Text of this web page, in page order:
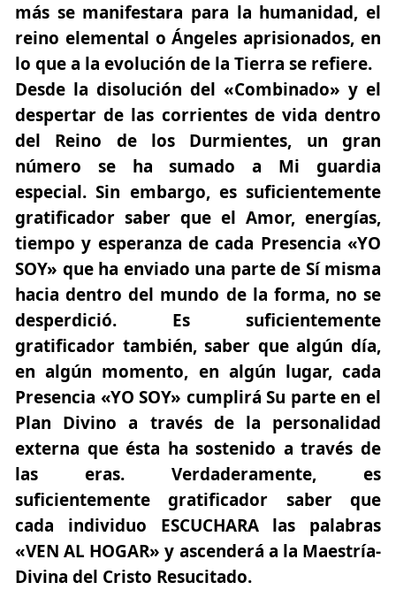
más se manifestara para la humanidad, el
reino elemental o Ángeles aprisionados, en
lo que a la evolución de la Tierra se refiere.
Desde la disolución del «Combinado» y el
despertar de las corrientes de vida dentro
del Reino de los Durmientes, un gran
número se ha sumado a Mi guardia
especial. Sin embargo, es suficientemente
gratificador saber que el Amor, energías,
tiempo y esperanza de cada Presencia «YO
SOY» que ha enviado una parte de Sí misma
hacia dentro del mundo de la forma, no se
desperdició. Es suficientemente
gratificador también, saber que algún día,
en algún momento, en algún lugar, cada
Presencia «YO SOY» cumplirá Su parte en el
Plan Divino a través de la personalidad
externa que ésta ha sostenido a través de
las eras. Verdaderamente, es
suficientemente gratificador saber que
cada individuo ESCUCHARA las palabras
«VEN AL HOGAR» y ascenderá a la Maestría-
Divina del Cristo Resucitado.